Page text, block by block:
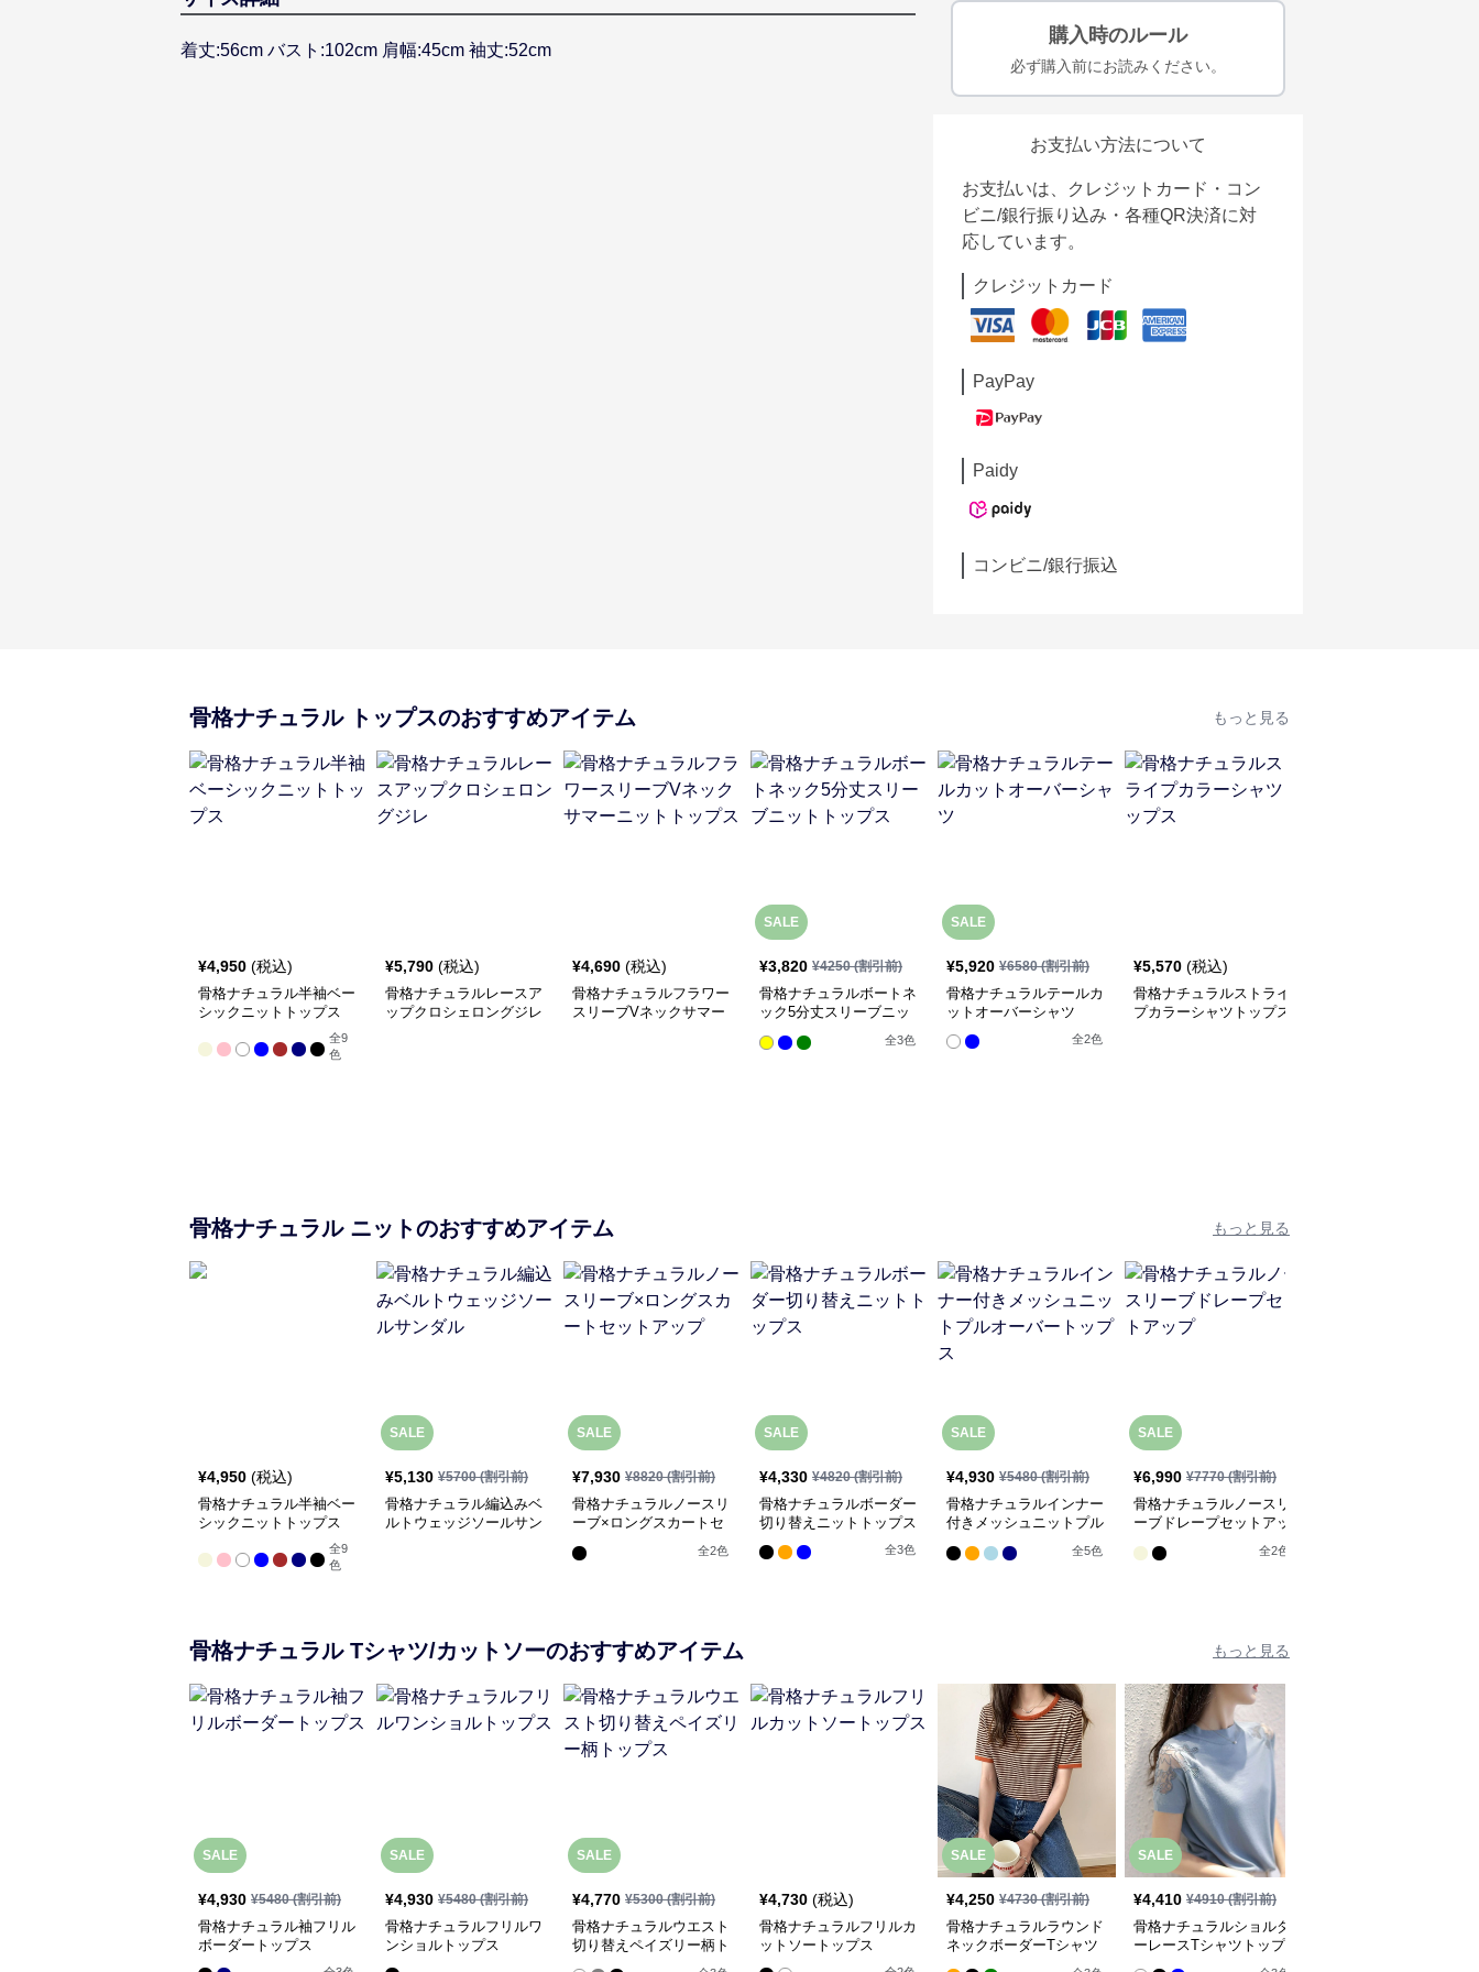
着丈:56cm バスト:102cm 肩幅:45cm 袖丈:52cm
購入時のルール
必ず購入前にお読みください。
お支払い方法について
お支払いは、クレジットカード・コン
ビニ/銀行振り込み・各種QR決済に対
応しています。
クレジットカード
PayPay
Paidy
コンビニ/銀行振込
骨格ナチュラル トップスのおすすめアイテム もっと見る
¥4,950 (税込)
骨格ナチュラル半袖ベー
シックニットトップス
全9
色
¥5,790 (税込)
骨格ナチュラルレースア
ップクロシェロングジレ
¥4,690 (税込)
骨格ナチュラルフラワー
スリーブVネックサマー
SALE
¥3,820 ¥4250(割引前)
骨格ナチュラルボートネ
ック5分丈スリーブニッ
全3色
SALE
¥5,920 ¥6580(割引前)
骨格ナチュラルテールカ
ットオーバーシャツ
全2色
¥5,570 (税込)
骨格ナチュラルストライ
プカラーシャツトップス
骨格ナチュラル ニットのおすすめアイテム もっと見る
¥4,950 (税込)
骨格ナチュラル半袖ベー
シックニットトップス
全9
色
SALE
¥5,130 ¥5700(割引前)
骨格ナチュラル編込みベ
ルトウェッジソールサン
SALE
¥7,930 ¥8820(割引前)
骨格ナチュラルノースリ
ーブ×ロングスカートセ
全2色
SALE
¥4,330 ¥4820(割引前)
骨格ナチュラルボーダー
切り替えニットトップス
全3色
SALE
¥4,930 ¥5480(割引前)
骨格ナチュラルインナー
付きメッシュニットプル
全5色
SALE
¥6,990 ¥7770(割引前)
骨格ナチュラルノースリ
ーブドレープセットアッ
全2色
骨格ナチュラル Tシャツ/カットソーのおすすめアイテム もっと見る
SALE
¥4,930 ¥5480(割引前)
骨格ナチュラル袖フリル
ボーダートップス
SALE
¥4,930 ¥5480(割引前)
骨格ナチュラルフリルワ
ンショルトップス
SALE
¥4,770 ¥5300(割引前)
骨格ナチュラルウエスト
切り替えペイズリー柄ト
¥4,730 (税込)
骨格ナチュラルフリルカ
ットソートップス
SALE
¥4,250 ¥4730(割引前)
骨格ナチュラルラウンド
ネックボーダーTシャツ
SALE
¥4,410 ¥4910(割引前)
骨格ナチュラルショルダ
ーレースTシャツトップ